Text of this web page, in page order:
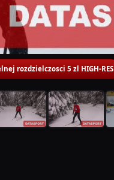
rozdzielczosci 5 zl HIGH-RES